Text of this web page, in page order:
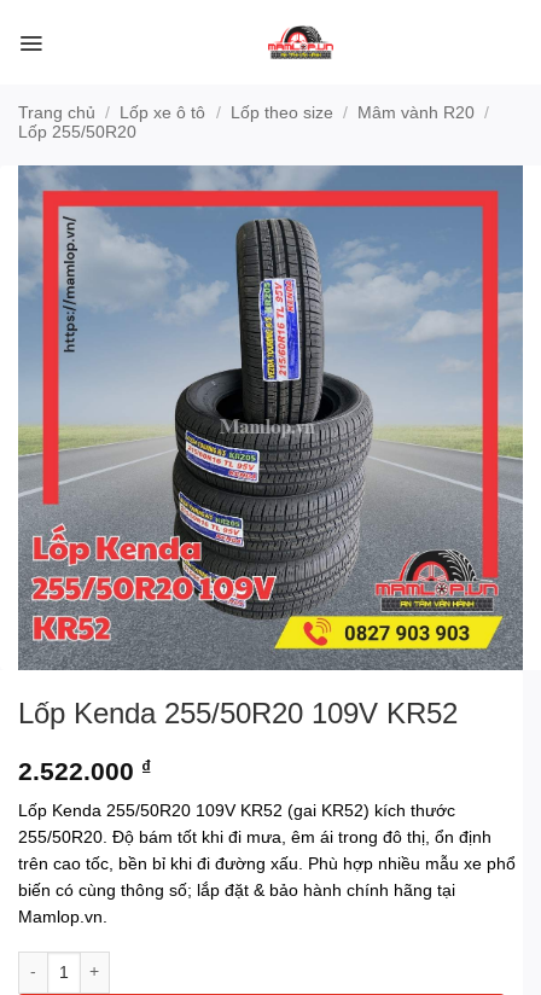
qua
Trang chủ / Lốp xe ô tô / Lốp theo size / Mâm vành R20 /
Lốp 255/50R20
Lốp Kenda 255/50R20 109V KR52
2.522.000 ₫
Lốp Kenda 255/50R20 109V KR52 (gai KR52) kích thước
255/50R20. Độ bám tốt khi đi mưa, êm ái trong đô thị, ổn định
trên cao tốc, bền bỉ khi đi đường xấu. Phù hợp nhiều mẫu xe phổ
biến có cùng thông số; lắp đặt & bảo hành chính hãng tại
Mamlop.vn.